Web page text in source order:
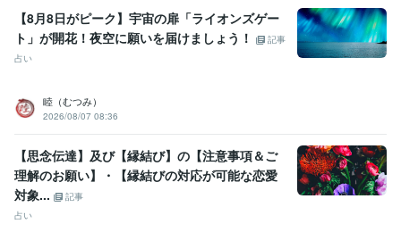
【8月8日がピーク】宇宙の扉「ライオンズゲー
ト」が開花！夜空に願いを届けましょう！
記事
占い
睦（むつみ）
2026/08/07 08:36
【思念伝達】及び【縁結び】の【注意事項＆ご
理解のお願い】・【縁結びの対応が可能な恋愛
対象...
記事
占い